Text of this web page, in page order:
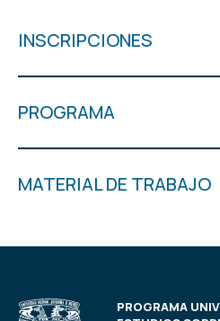
INSCRIPCIONES
PROGRAMA
MATERIAL DE TRABAJO
PROGRAMA